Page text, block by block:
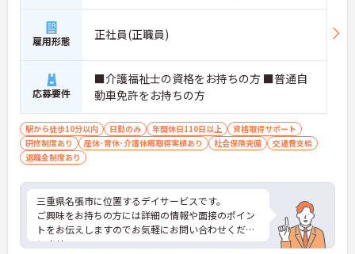
雇用形態 正社員(正職員)
応募要件
■介護福祉士の資格をお持ちの方 ■普通自
動車免許をお持ちの方
駅から徒歩10分以内 日勤のみ 年間休日110日以上
資格取得サポート
研修制度あり
産休･育休･介護休暇取得実績あり 社会保険完備
交通費支給
退職金制度あり
三重県名張市に位置するデイサービスです。
ご興味をお持ちの方には詳細の情報や面接のポイン
トをお伝えしますのでお気軽にお問い合わせくださ
いませ。